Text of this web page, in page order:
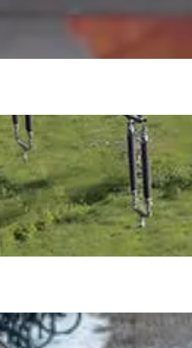
sich für gängige Formate
werden. Dazu bedarf es jedoch